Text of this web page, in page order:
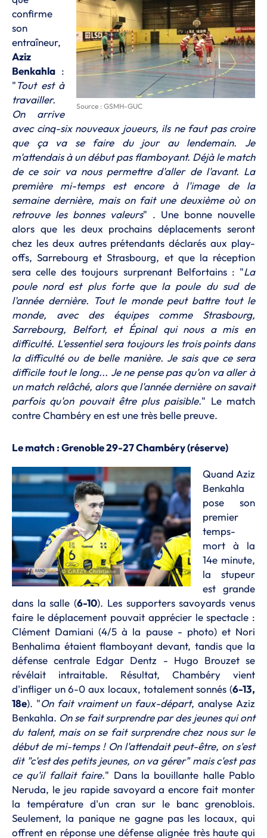
Source : GSMH-GUC
confirme
son
entraîneur,
Aziz
Benkahla :
"Tout est à
travailler.
On arrive
avec cinq-six nouveaux joueurs, ils ne faut pas croire
que ça va se faire du jour au lendemain. Je
m'attendais à un début pas flamboyant. Déjà le match
de ce soir va nous permettre d'aller de l'avant. La
première mi-temps est encore à l'image de la
semaine dernière, mais on fait une deuxième où on
retrouve les bonnes valeurs" . Une bonne nouvelle
alors que les deux prochains déplacements seront
chez les deux autres prétendants déclarés aux play-
offs, Sarrebourg et Strasbourg, et que la réception
sera celle des toujours surprenant Belfortains : "La
poule nord est plus forte que la poule du sud de
l'année dernière. Tout le monde peut battre tout le
monde, avec des équipes comme Strasbourg,
Sarrebourg, Belfort, et Épinal qui nous a mis en
difficulté. L'essentiel sera toujours les trois points dans
la difficulté ou de belle manière. Je sais que ce sera
difficile tout le long... Je ne pense pas qu'on va aller à
un match relâché, alors que l'année dernière on savait
parfois qu'on pouvait être plus paisible." Le match
contre Chambéry en est une très belle preuve.
Le match : Grenoble 29-27 Chambéry (réserve)
Quand Aziz
Benkahla
pose son
premier
temps-
mort à la
14e minute,
la stupeur
est grande
dans la salle (6-10). Les supporters savoyards venus
faire le déplacement pouvait apprécier le spectacle :
Clément Damiani (4/5 à la pause - photo) et Nori
Benhalima étaient flamboyant devant, tandis que la
défense centrale Edgar Dentz - Hugo Brouzet se
révélait intraitable. Résultat, Chambéry vient
d'infliger un 6-0 aux locaux, totalement sonnés (6-13,
18e). "On fait vraiment un faux-départ, analyse Aziz
Benkahla. On se fait surprendre par des jeunes qui ont
du talent, mais on se fait surprendre chez nous sur le
début de mi-temps ! On l'attendait peut-être, on s'est
dit "c'est des petits jeunes, on va gérer" mais c'est pas
ce qu'il fallait faire." Dans la bouillante halle Pablo
Neruda, le jeu rapide savoyard a encore fait monter
la température d'un cran sur le banc grenoblois.
Seulement, la panique ne gagne pas les locaux, qui
offrent en réponse une défense alignée très haute qui